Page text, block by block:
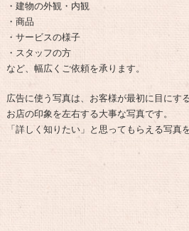
・建物の外観・内観
・商品
・サービスの様子
・スタッフの方
など、幅広くご依頼を承ります。
広告に使う写真は、お客様が最初に目にす
お店の印象を左右する大事な写真です。
「詳しく知りたい」と思ってもらえる写真